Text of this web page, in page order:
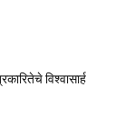
विश्वासार्ह